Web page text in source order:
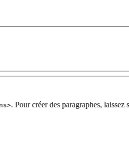
. Pour créer des paragraphes, laissez